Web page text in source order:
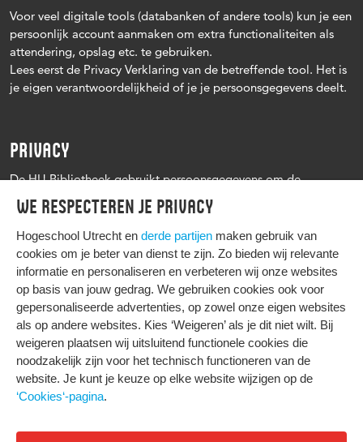
We respecteren je privacy
Hogeschool Utrecht en derde partijen maken gebruik van
cookies om je beter van dienst te zijn. Zo bieden wij relevante
informatie en personaliseren en verbeteren wij onze websites
op basis van jouw gedrag. We gebruiken cookies ook voor
gepersonaliseerde advertenties, op zowel onze eigen websites
als op andere websites. Kies ‘Weigeren’ als je dit niet wilt. Bij
weigeren plaatsen wij uitsluitend functionele cookies die
noodzakelijk zijn voor het technisch functioneren van de
website. Je kunt je keuze op elke website wijzigen op de
‘Cookies‘-pagina.
Voor veel digitale tools (databanken of andere tools) kun je een
persoonlijk account aanmaken om extra functionaliteiten als
attendering, opslag etc. te gebruiken.
Lees eerst de Privacy Verklaring van de betreffende tool. Het is
je eigen verantwoordelijkheid of je je persoonsgegevens deelt.
PRIVACY
De HU Bibliotheek gebruikt persoonsgegevens om de
leenprocedure te kunnen uitvoeren, onder andere voor het
versturen van herinneringen en informatie over reserveringen.
Zie verder het Privacy statement Hogeschool Utrecht
HIER KOMT ALLES SAMEN
Privacy
Cookies